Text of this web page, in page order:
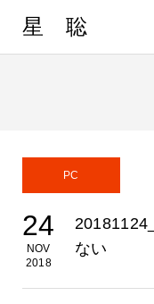
星 聡
PC
24
NOV
2018
ない